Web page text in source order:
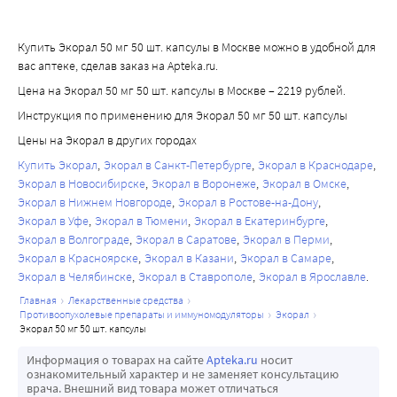
Предпочтение следует отдавать таким гипотензивным
препаратам, которые не влияют на фармакокинетику
циклоспорина.
Поскольку в редких случаях препарат Экорал® вызывает
незначительную обратимую гиперлипидемию,
рекомендуется определять концентрацию липидов в
плазме крови перед лечением и через месяц после
начала терапии. При повышении концентрации липидов
следует рассмотреть вопрос об ограничении
потребления жиров с пищей и, если необходимо, о
снижении дозы препарата Экорал®.
Применение препарата Экорал® может повысить риск
возникновения гиперкалиемии, особенно у пациентов с
нарушением функции почек. Следует также соблюдать
циклоспорина с калийсберегающими диуретиками,
ингибиторами АПФ, антагонистами рецепторов
гликопротеина, таких как алискирен. После
одновременного применения циклоспорина и
алискирена максимальная концентрация алискирена
увеличивается примерно в 2,5 раза, а AUC - в 5 раз. При
этом фармакокинетический профиль циклоспорина
Обнаружено, что одновременное применение
циклоспорина с диклофенаком может значительно
увеличивать биодоступность диклофенака, с возможным
развитием обратимого нарушения функции почек.
Увеличение биодоступности диклофенака вероятнее
всего связано со снижением его метаболизма при
"первом прохождении" через печень. При
одновременном применении с НПВП с менее
(например, ацетилсалициловая кислота) увеличения их
биодоступности не ожидается. НПВП с выраженным
Купить Экорал 50 мг 50 шт. капсулы в Москве можно в удобной для
вас аптеке, сделав заказ на Apteka.ru.
Цена на Экорал 50 мг 50 шт. капсулы в Москве – 2219 рублей.
Инструкция по применению для Экорал 50 мг 50 шт. капсулы
Цены на Экорал в других городах
Купить Экорал Экорал в Санкт-Петербурге Экорал в Краснодаре
Экорал в Новосибирске Экорал в Воронеже Экорал в Омске
Экорал в Нижнем Новгороде Экорал в Ростове-на-Дону
Экорал в Уфе Экорал в Тюмени Экорал в Екатеринбурге
Экорал в Волгограде Экорал в Саратове Экорал в Перми
Экорал в Красноярске Экорал в Казани Экорал в Самаре
Экорал в Челябинске Экорал в Ставрополе Экорал в Ярославле
главная
лекарственные средства
противоопухолевые препараты и иммуномодуляторы
экорал
экорал 50 мг 50 шт. капсулы
Информация о товарах на сайтеApteka.ru носит
ознакомительный характер и не заменяет консультацию
врача. Внешний вид товара может отличаться